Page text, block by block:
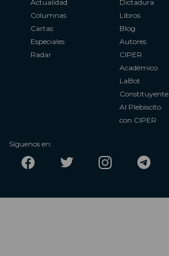
Actualidad
Columnas
Cartas
Especiales
Radar
Dictadura
Libros
Blog
Autores
CIPER
Académico
LaBot
Constituyente
Al Plebiscito
con CIPER
Síguenos en: